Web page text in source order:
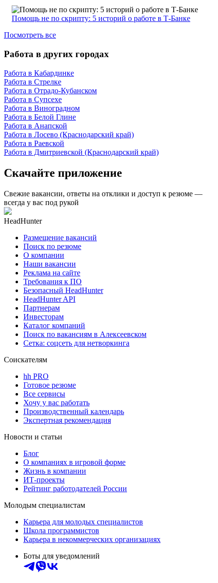
Помощь не по скрипту: 5 историй о работе в Т-Банке
Посмотреть все
Работа в других городах
Работа в Кабардинке
Работа в Стрелке
Работа в Отрадо-Кубанском
Работа в Супсехе
Работа в Виноградном
Работа в Белой Глине
Работа в Анапской
Работа в Лосево (Краснодарский край)
Работа в Раевской
Работа в Дмитриевской (Краснодарский край)
Скачайте приложение
Свежие вакансии, ответы на отклики и доступ к резюме —
всегда у вас под рукой
HeadHunter
Размещение вакансий
Поиск по резюме
О компании
Наши вакансии
Реклама на сайте
Требования к ПО
Безопасный HeadHunter
HeadHunter API
Партнерам
Инвесторам
Каталог компаний
Поиск по вакансиям в Алексеевском
Сетка: соцсеть для нетворкинга
Соискателям
hh PRO
Готовое резюме
Все сервисы
Хочу у вас работать
Производственный календарь
Экспертная рекомендация
Новости и статьи
Блог
О компаниях в игровой форме
Жизнь в компании
ИТ-проекты
Рейтинг работодателей России
Молодым специалистам
Карьера для молодых специалистов
Школа программистов
Карьера в некоммерческих организациях
Боты для уведомлений